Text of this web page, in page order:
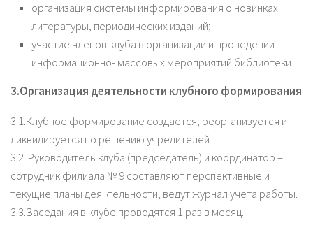
организация системы информирования о новинках
литературы, периодических изданий;
участие членов клуба в организации и проведении
информационно- массовых мероприятий библиотеки.
3.Организация деятельности клубного формирования
3.1.Клубное формирование создается, реорганизуется и
ликвидируется по решению учредителей.
3.2. Руководитель клуба (председатель) и координатор –
сотрудник филиала № 9 составляют перспективные и
текущие планы дея¬тельности, ведут журнал учета работы.
3.3.Заседания в клубе проводятся 1 раз в месяц.